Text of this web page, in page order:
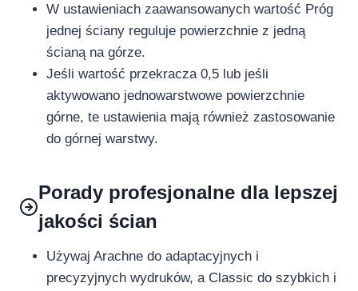
W ustawieniach zaawansowanych wartość Próg
jednej ściany reguluje powierzchnie z jedną
ścianą na górze.
Jeśli wartość przekracza 0,5 lub jeśli
aktywowano jednowarstwowe powierzchnie
górne, te ustawienia mają również zastosowanie
do górnej warstwy.
Porady profesjonalne dla lepszej
jakości ścian
Używaj Arachne do adaptacyjnych i
precyzyjnych wydruków, a Classic do szybkich i